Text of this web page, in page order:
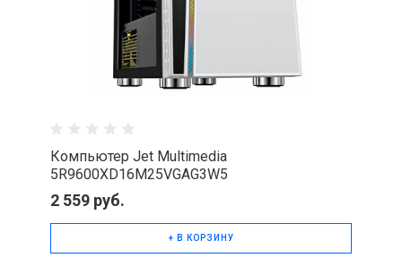
Компьютер Jet Multimedia
5R9600XD16M25VGAG3W5
2 559 руб.
+ В КОРЗИНУ